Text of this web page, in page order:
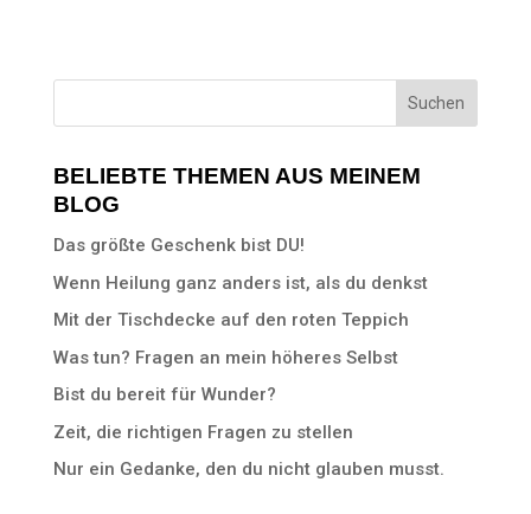
BELIEBTE THEMEN AUS MEINEM
BLOG
Das größte Geschenk bist DU!
Wenn Heilung ganz anders ist, als du denkst
Mit der Tischdecke auf den roten Teppich
Was tun? Fragen an mein höheres Selbst
Bist du bereit für Wunder?
Zeit, die richtigen Fragen zu stellen
Nur ein Gedanke, den du nicht glauben musst.